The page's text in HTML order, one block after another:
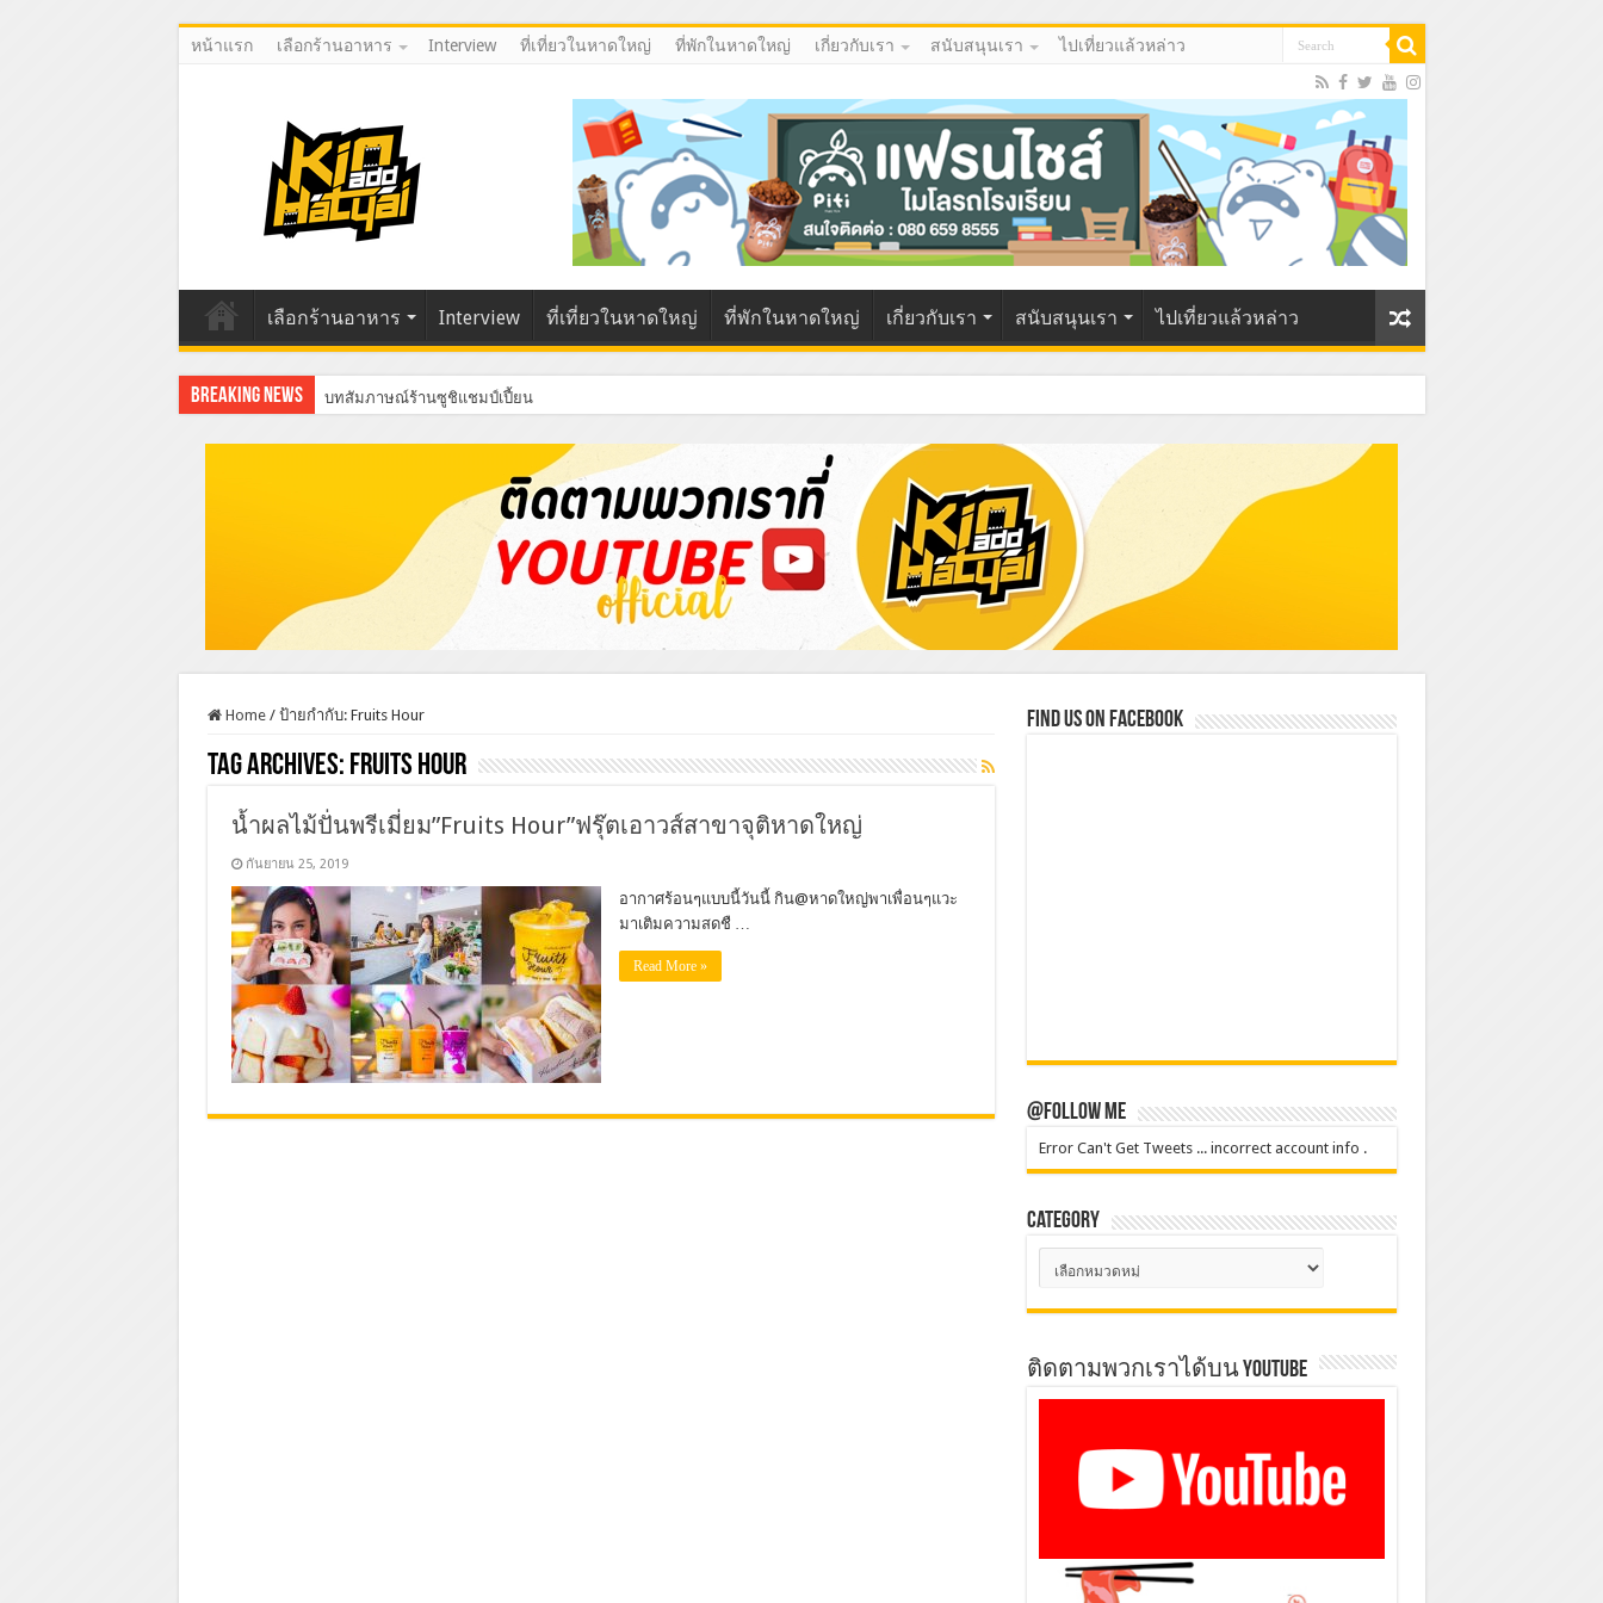
หน้าแรก เลือกร้านอาหาร Interview ที่เที่ยวในหาดใหญ่ ที่พักในหาดใหญ่ เกี่ยวกับเรา สนับสนุนเรา ไปเที่ยวแล้วหล่าว
เลือกร้านอาหาร Interview ที่เที่ยวในหาดใหญ่ ที่พักในหาดใหญ่ เกี่ยวกับเรา สนับสนุนเรา ไปเที่ยวแล้วหล่าว
Breaking News บทสัมภาษณ์ร้านซูชิแชมป์เปี้ยน
Home / ป้ายกำกับ: Fruits Hour
Tag Archives: Fruits Hour
น้ำผลไม้ปั่นพรีเมี่ยม”Fruits Hour”ฟรุ๊ตเอาวส์สาขาจุติหาดใหญ่
กันยายน 25, 2019
อากาศร้อนๆแบบนี้วันนี้ กิน@หาดใหญ่พาเพื่อนๆแวะ
มาเติมความสดชื …
Read More »
Find us on Facebook
@Follow Me
Error Can't Get Tweets ... incorrect account info .
Category
Category
ติดตามพวกเราได้บน YOUTUBE